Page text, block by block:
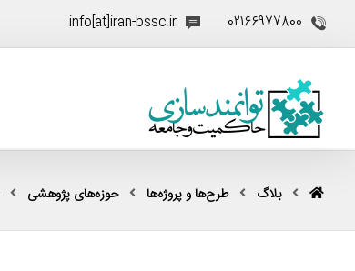
02166977800
info[at]iran-bssc.ir
بلاگ طرح‌ها و پروژه‌ها حوزه‌های پژوهشی